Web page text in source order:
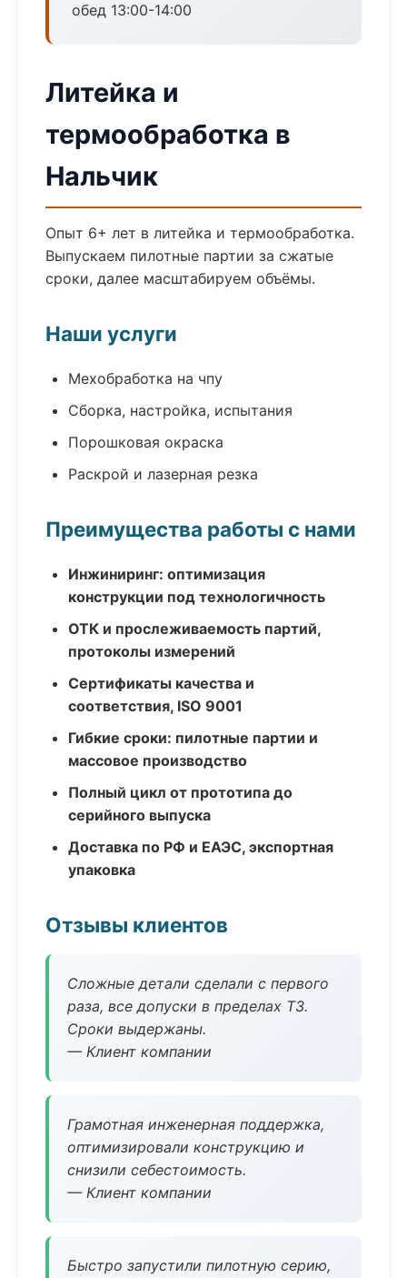
обед 13:00-14:00
Литейка и
термообработка в
Нальчик
Опыт 6+ лет в литейка и термообработка.
Выпускаем пилотные партии за сжатые
сроки, далее масштабируем объёмы.
Наши услуги
Мехобработка на чпу
Сборка, настройка, испытания
Порошковая окраска
Раскрой и лазерная резка
Преимущества работы с нами
Инжиниринг: оптимизация
конструкции под технологичность
ОТК и прослеживаемость партий,
протоколы измерений
Сертификаты качества и
соответствия, ISO 9001
Гибкие сроки: пилотные партии и
массовое производство
Полный цикл от прототипа до
серийного выпуска
Доставка по РФ и ЕАЭС, экспортная
упаковка
Отзывы клиентов
Сложные детали сделали с первого
раза, все допуски в пределах ТЗ.
Сроки выдержаны.
— Клиент компании
Грамотная инженерная поддержка,
оптимизировали конструкцию и
снизили себестоимость.
— Клиент компании
Быстро запустили пилотную серию,